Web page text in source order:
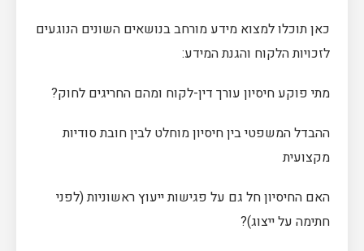
כאן תוכלו למצוא מידע מורחב בנושאים השונים הנוגעים
לזכויות הלקוח והגנת המידע:
מתי פוקע חיסיון עורך דין-לקוח ומהם החריגים לחוק?
ההבדל המשפטי בין חיסיון מוחלט לבין חובת סודיות
מקצועית
האם החיסיון חל גם על פגישות ייעוץ ראשוניות (לפני
חתימה על ייצוג)?